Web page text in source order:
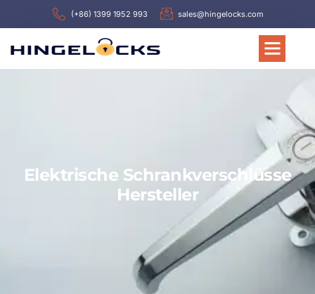
(+86) 1399 1952 993 sales@hingelocks.com
Elektrische Schrankverschlüsse
Hersteller